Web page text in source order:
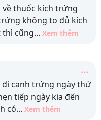
về thuốc kích trứng
không to đủ kích
thì cũng... Xem thêm
đi canh trứng ngày thứ
tiếp ngày kia đến
có... Xem thêm